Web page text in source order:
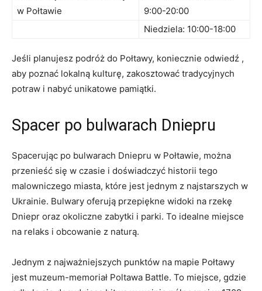
w Połtawie
9:00-20:00
Niedziela: 10:00-18:00
Jeśli planujesz ​podróż do Połtawy, koniecznie odwiedź‌ ,
aby poznać lokalną⁢ kulturę, zakosztować tradycyjnych
potraw i ⁤nabyć unikatowe​ pamiątki.
Spacer po bulwarach Dniepru
Spacerując po bulwarach‍ Dniepru w Połtawie,⁤ można
przenieść się w czasie i doświadczyć historii‍ tego
malowniczego​ miasta, które jest jednym z najstarszych w
Ukrainie. Bulwary ‍oferują przepiękne widoki ‍na⁤ rzekę
Dniepr oraz okoliczne zabytki i ‌parki. ⁢To idealne miejsce
na⁤ relaks i⁣ obcowanie z naturą.
Jednym z najważniejszych‌ punktów na mapie Połtawy
jest muzeum-memoriał Poltawa Battle. To⁤ miejsce, gdzie